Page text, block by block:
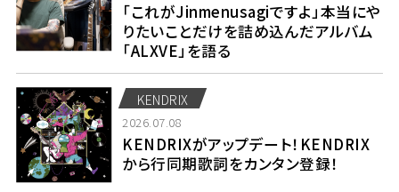
「これがJinmenusagiですよ」本当にや
りたいことだけを詰め込んだアルバム
「ALXVE」を語る
KENDRIX
2026.07.08
KENDRIXがアップデート！KENDRIX
から行同期歌詞をカンタン登録！